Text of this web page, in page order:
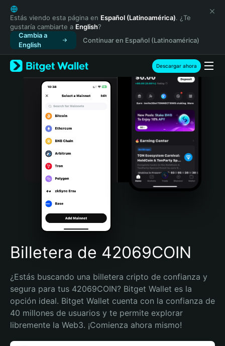
English
日本語
Tiếng Việt
Русский
Español (Latinoamérica)
Türkçe
Italiano
Português (Portugal)
Bahasa Indonesia
Português (Brasil)
Español (Argentina)
Estás viendo esta página en Español (Latinoamérica). ¿Te
gustaría cambiarte a English?
Cambia a
English
Continuar en Español (Latinoamérica)
Descargar ahora
Billetera de 42069COIN
¿Estás buscando una billetera cripto de confianza y
segura para tus 42069COIN? Bitget Wallet es la
opción ideal. Bitget Wallet cuenta con la confianza de
40 millones de usuarios y te permite explorar
libremente la Web3. ¡Comienza ahora mismo!